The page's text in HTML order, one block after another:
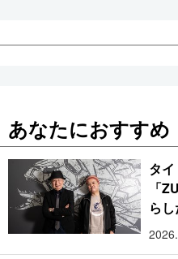
あなたにおすすめ
タ
「
ら